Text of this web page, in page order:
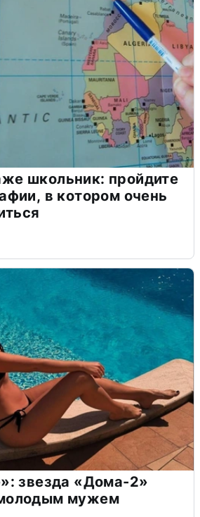
школьник: пройдите
в котором очень
звезда «Дома-2»
мужем